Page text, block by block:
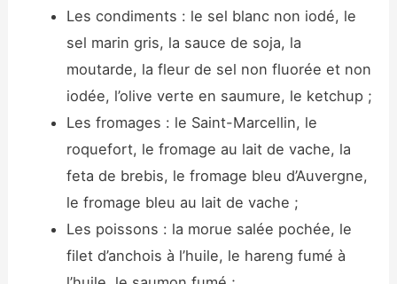
Les condiments : le sel blanc non iodé, le
sel marin gris, la sauce de soja, la
moutarde, la fleur de sel non fluorée et non
iodée, l’olive verte en saumure, le ketchup ;
Les fromages : le Saint-Marcellin, le
roquefort, le fromage au lait de vache, la
feta de brebis, le fromage bleu d’Auvergne,
le fromage bleu au lait de vache ;
Les poissons : la morue salée pochée, le
filet d’anchois à l’huile, le hareng fumé à